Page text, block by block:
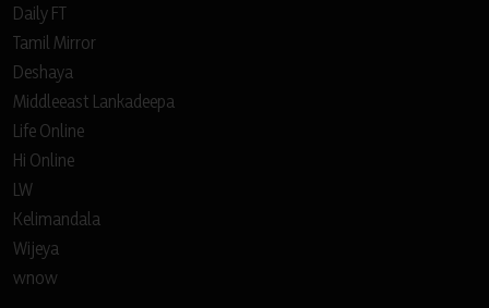
Daily FT
Tamil Mirror
Deshaya
Middleeast Lankadeepa
Life Online
Hi Online
LW
Kelimandala
Wijeya
wnow